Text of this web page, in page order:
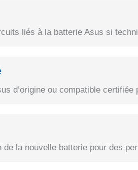
liés à la batterie Asus si
d’origine ou compatible certifiée
la nouvelle batterie pour des